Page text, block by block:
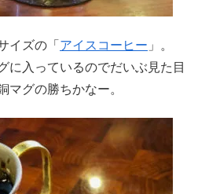
イズの「 アイスコーヒー 」。
に入っているのでだいぶ見た目
マグの勝ちかなー。